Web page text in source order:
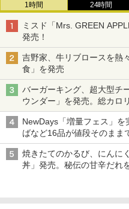
1時間 24時間
ミスド「Mrs. GREEN
発売！
吉野家、牛リブロースを熱
食」を発売
バーガーキング、超大型チ
ウンダー」を発売。総カロ
NewDays「増量フェス」
ばなど16品が値段そのまま
焼きたてのかるび、にんに
丼」発売。秘伝の甘辛だれ